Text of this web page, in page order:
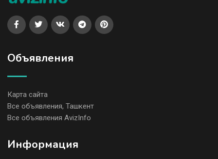
Объявления
Карта сайта
Все объявления, Ташкент
Все объявления AvizInfo
Информация